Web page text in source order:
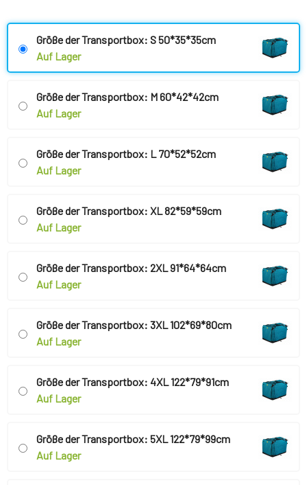
Größe der Transportbox: S 50*35*35cm
Auf Lager
Größe der Transportbox: M 60*42*42cm
Auf Lager
Größe der Transportbox: L 70*52*52cm
Auf Lager
Größe der Transportbox: XL 82*59*59cm
Auf Lager
Größe der Transportbox: 2XL 91*64*64cm
Auf Lager
Größe der Transportbox: 3XL 102*69*80cm
Auf Lager
Größe der Transportbox: 4XL 122*79*91cm
Auf Lager
Größe der Transportbox: 5XL 122*79*99cm
Auf Lager